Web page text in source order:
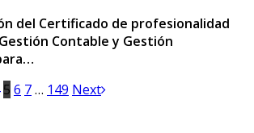
del Certificado de profesionalidad
Contable y Gestión
5 6 7… 149 Next